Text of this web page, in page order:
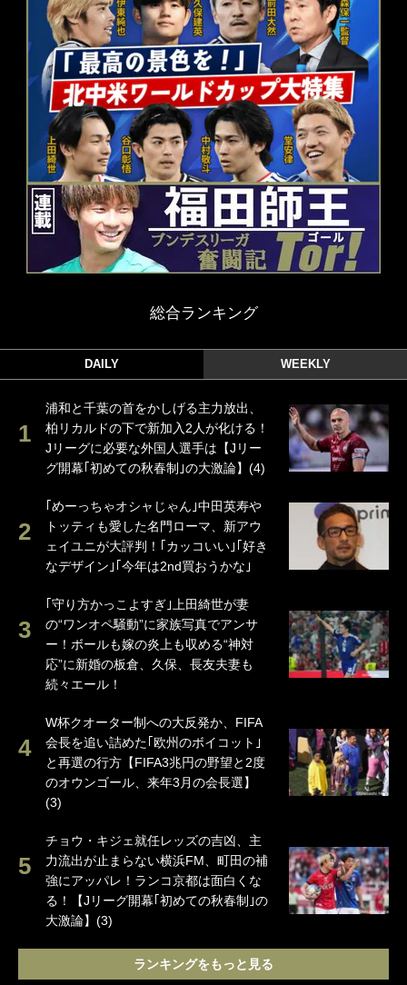
総合ランキング
DAILY WEEKLY
浦和と千葉の首をかしげる主力放出、
柏リカルドの下で新加入2人が化ける！
Jリーグに必要な外国人選手は【Jリー
グ開幕｢初めての秋春制｣の大激論】(4)
｢めーっちゃオシャじゃん｣中田英寿や
トッティも愛した名門ローマ、新アウ
ェイユニが大評判！｢カッコいい｣｢好き
なデザイン｣｢今年は2nd買おうかな｣
｢守り方かっこよすぎ｣上田綺世が妻
の“ワンオペ騒動”に家族写真でアンサ
ー！ボールも嫁の炎上も収める“神対
応”に新婚の板倉、久保、長友夫妻も
続々エール！
W杯クオーター制への大反発か、FIFA
会長を追い詰めた｢欧州のボイコット｣
と再選の行方【FIFA3兆円の野望と2度
のオウンゴール、来年3月の会長選】
(3)
チョウ・キジェ就任レッズの吉凶、主
力流出が止まらない横浜FM、町田の補
強にアッパレ！ランコ京都は面白くな
る！【Jリーグ開幕｢初めての秋春制｣の
大激論】(3)
ランキングをもっと見る